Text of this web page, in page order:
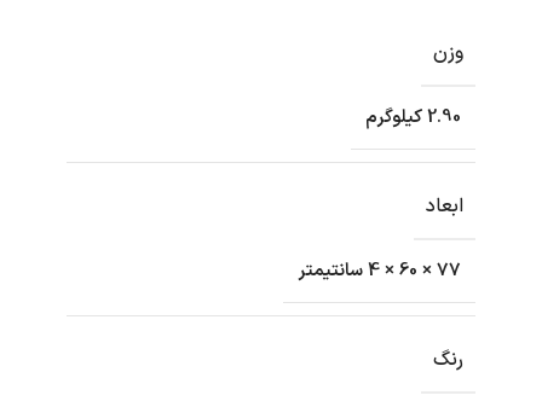
وزن
2.90 کیلوگرم
ابعاد
77 × 60 × 4 سانتیمتر
رنگ